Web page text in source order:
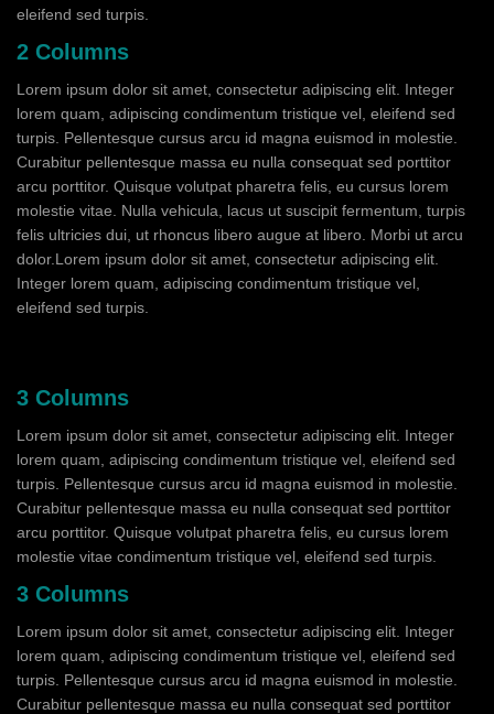
eleifend sed turpis.
2 Columns
Lorem ipsum dolor sit amet, consectetur adipiscing elit. Integer
lorem quam, adipiscing condimentum tristique vel, eleifend sed
turpis. Pellentesque cursus arcu id magna euismod in molestie.
Curabitur pellentesque massa eu nulla consequat sed porttitor
arcu porttitor. Quisque volutpat pharetra felis, eu cursus lorem
molestie vitae. Nulla vehicula, lacus ut suscipit fermentum, turpis
felis ultricies dui, ut rhoncus libero augue at libero. Morbi ut arcu
dolor.Lorem ipsum dolor sit amet, consectetur adipiscing elit.
Integer lorem quam, adipiscing condimentum tristique vel,
eleifend sed turpis.
3 Columns
Lorem ipsum dolor sit amet, consectetur adipiscing elit. Integer
lorem quam, adipiscing condimentum tristique vel, eleifend sed
turpis. Pellentesque cursus arcu id magna euismod in molestie.
Curabitur pellentesque massa eu nulla consequat sed porttitor
arcu porttitor. Quisque volutpat pharetra felis, eu cursus lorem
molestie vitae condimentum tristique vel, eleifend sed turpis.
3 Columns
Lorem ipsum dolor sit amet, consectetur adipiscing elit. Integer
lorem quam, adipiscing condimentum tristique vel, eleifend sed
turpis. Pellentesque cursus arcu id magna euismod in molestie.
Curabitur pellentesque massa eu nulla consequat sed porttitor